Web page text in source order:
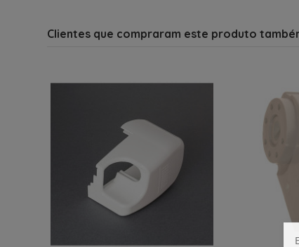
Clientes que compraram este produto